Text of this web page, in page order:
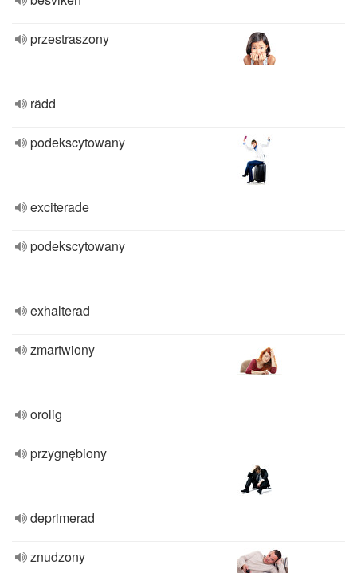
przestraszony
rädd
podekscytowany
exciterade
podekscytowany
exhalterad
zmartwiony
orolig
przygnębiony
deprimerad
znudzony